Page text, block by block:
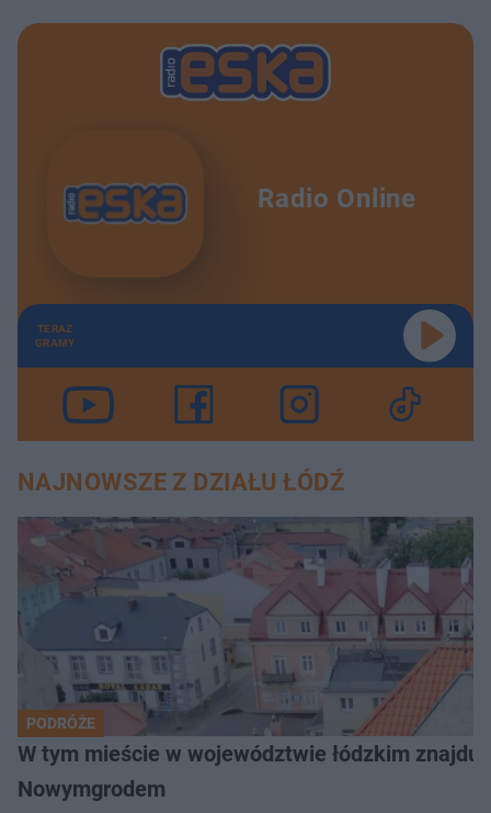
Radio Online
TERAZ
GRAMY
NAJNOWSZE Z DZIAŁU ŁÓDŹ
PODRÓŻE
W tym mieście w województwie łódzkim
Nowymgrodem